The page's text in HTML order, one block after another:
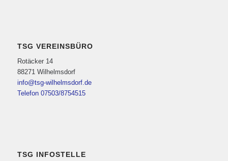
TSG VEREINSBÜRO
Rotäcker 14
88271 Wilhelmsdorf
info@tsg-wilhelmsdorf.de
Telefon 07503/8754515
TSG INFOSTELLE